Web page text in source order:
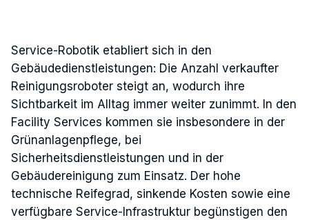
Service-Robotik etabliert sich in den
Gebäudedienstleistungen: Die Anzahl verkaufter
Reinigungsroboter steigt an, wodurch ihre
Sichtbarkeit im Alltag immer weiter zunimmt. In den
Facility Services kommen sie insbesondere in der
Grünanlagenpflege, bei
Sicherheitsdienstleistungen und in der
Gebäudereinigung zum Einsatz. Der hohe
technische Reifegrad, sinkende Kosten sowie eine
verfügbare Service-Infrastruktur begünstigen den